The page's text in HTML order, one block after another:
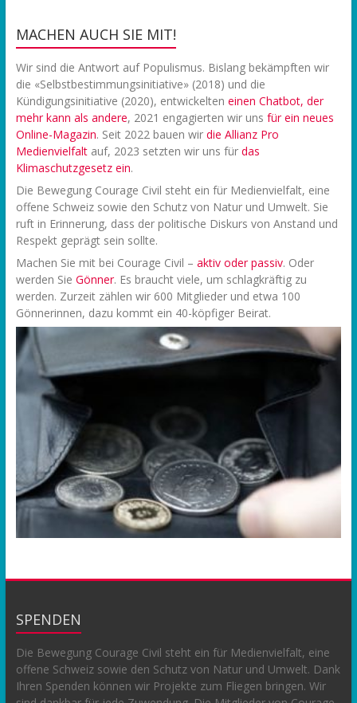
MACHEN AUCH SIE MIT!
Wir sind die Antwort auf Populismus. Bislang bekämpften wir
die «Selbstbestimmungsinitiative» (2018) und die
Kündigungsinitiative (2020), entwickelten einen Chatbot, der
mehr kann als andere, 2021 engagierten wir uns für ein neues
Online-Magazin. Seit 2022 bauen wir die Allianz Pro
Medienvielfaltauf, 2023 setzten wir uns für das
Klimaschutzgesetz ein.
Die Bewegung Courage Civil steht ein für Medienvielfalt, eine
offene Schweiz sowie den Schutz von Natur und Umwelt. Sie
ruft in Erinnerung, dass der politische Diskurs von Anstand und
Respekt geprägt sein sollte.
Machen Sie mit bei Courage Civil – aktiv oder passiv. Oder
werden Sie Gönner. Es braucht viele, um schlagkräftig zu
werden. Zurzeit zählen wir 600 Mitglieder und etwa 100
Gönnerinnen, dazu kommt ein 40-köpfiger Beirat.
SPENDEN
Die Bewegung Courage Civil steht ein für Medienvielfalt, eine
offene Schweiz sowie den Schutz von Natur und Umwelt. Dank
Ihren Spenden können wir Projekte zum Fliegen bringen. Wir